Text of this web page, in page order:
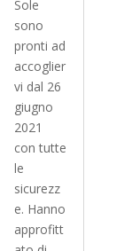
Sole
sono
pronti ad
accoglier
vi dal 26
giugno
2021
con tutte
le
sicurezz
e. Hanno
approfitt